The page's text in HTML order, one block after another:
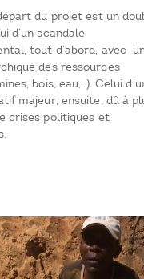
du projet est un
d’un scandale
tout d’abord, avec
des ressources
bois, eau,..). Celui
majeur, ensuite, dû à
crises politiques et